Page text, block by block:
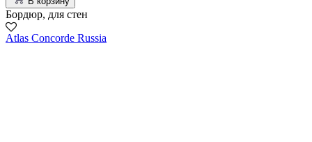
Бордюр, для стен
Atlas Concorde Russia